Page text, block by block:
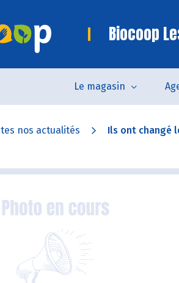
Biocoop
Le magasin
nos actualités Ils ont changé